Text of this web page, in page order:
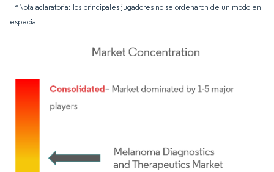
*Nota aclaratoria: los principales jugadores no se ordenaron de un modo en
especial